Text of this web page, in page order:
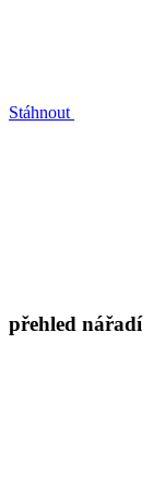
Stáhnout
přehled nářadí